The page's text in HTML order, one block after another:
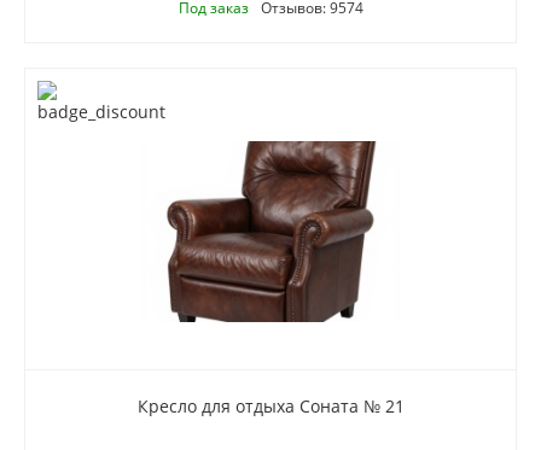
Под заказ Отзывов: 9574
Кресло для отдыха Соната № 21